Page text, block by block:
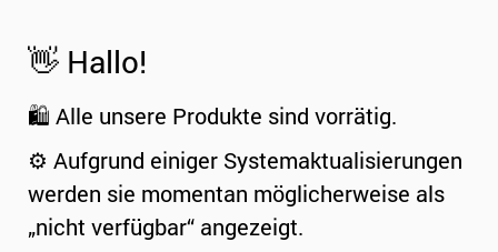
👋 Hallo!
🛍️ Alle unsere Produkte sind vorrätig.
⚙️ Aufgrund einiger Systemaktualisierungen
werden sie momentan möglicherweise als
„nicht verfügbar“ angezeigt.